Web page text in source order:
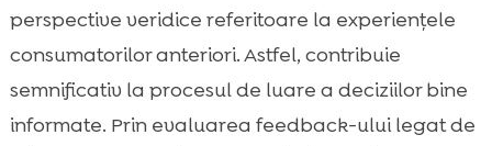
perspective veridice referitoare la experiențele
consumatorilor anteriori. Astfel, contribuie
semnificativ la procesul de luare a deciziilor bine
informate. Prin evaluarea feedback-ului legat de